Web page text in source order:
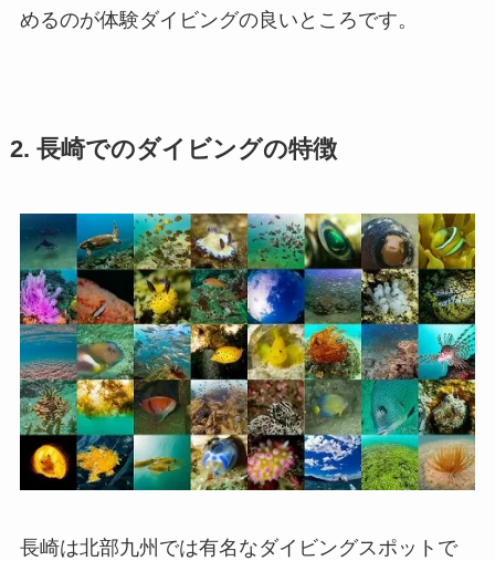
めるのが体験ダイビングの良いところです。
2. 長崎でのダイビングの特徴
長崎は北部九州では有名なダイビングスポットで